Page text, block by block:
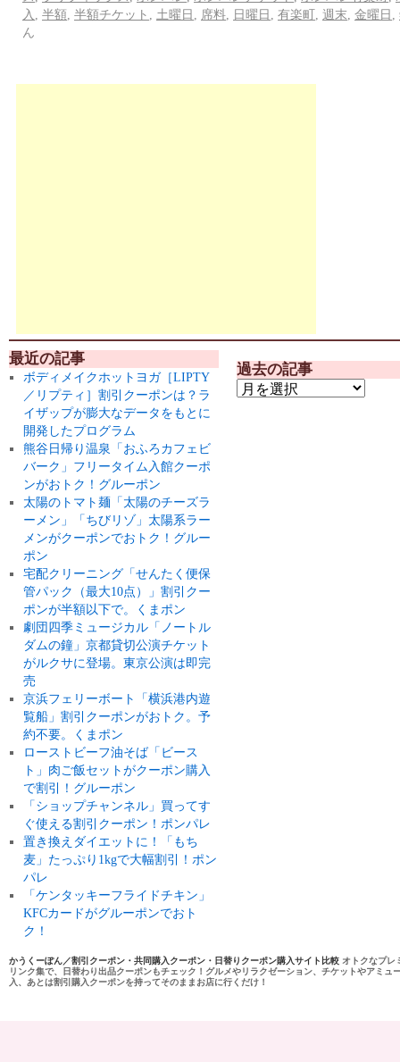
入
半額 半額チケット 土曜日 席料 日曜日 有楽町 週末 金曜日
ん
最近の記事
ボディメイクホットヨガ［LIPTY
／リプティ］割引クーポンは？ラ
イザップが膨大なデータをもとに
開発したプログラム
熊谷日帰り温泉「おふろカフェビ
バーク」フリータイム入館クーポ
ンがおトク！グルーポン
太陽のトマト麺「太陽のチーズラ
ーメン」「ちびリゾ」太陽系ラー
メンがクーポンでおトク！グルー
ポン
宅配クリーニング「せんたく便保
管パック（最大10点）」割引クー
ポンが半額以下で。くまポン
劇団四季ミュージカル「ノートル
ダムの鐘」京都貸切公演チケット
がルクサに登場。東京公演は即完
売
京浜フェリーボート「横浜港内遊
覧船」割引クーポンがおトク。予
約不要。くまポン
ローストビーフ油そば「ビース
ト」肉ご飯セットがクーポン購入
で割引！グルーポン
「ショップチャンネル」買ってす
ぐ使える割引クーポン！ポンパレ
置き換えダイエットに！「もち
麦」たっぷり1kgで大幅割引！ポン
パレ
「ケンタッキーフライドチキン」
KFCカードがグルーポンでおト
ク！
過去の記事
かうくーぽん／割引クーポン・共同購入クーポン・日替りクーポン購入サイト比較 オトクなプレ
リンク集で、日替わり出品クーポンもチェック！グルメやリラクゼーション、チケットやアミ
入、あとは割引購入クーポンを持ってそのままお店に行くだけ！